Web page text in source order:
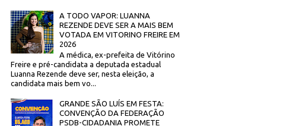
A TODO VAPOR: LUANNA
REZENDE DEVE SER A MAIS BEM
VOTADA EM VITORINO FREIRE EM
2026
A médica, ex-prefeita de Vitórino
Freire e pré-candidata a deputada estadual
Luanna Rezende deve ser, nesta eleição, a
candidata mais bem vo...
GRANDE SÃO LUÍS EM FESTA:
CONVENÇÃO DA FEDERAÇÃO
PSDB-CIDADANIA PROMETE